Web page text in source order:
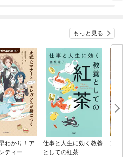
もっと見る
わかり！ア
ティー 正
仕事と人生に効く教養
としての紅茶
英